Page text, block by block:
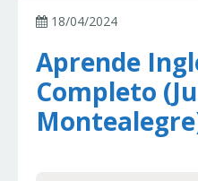
18/04/2024
Aprende
Completo